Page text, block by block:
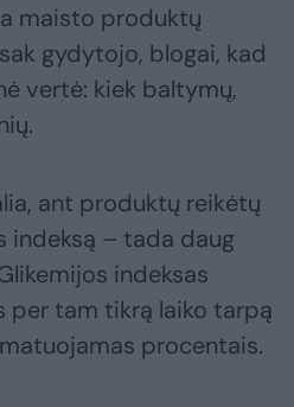
maisto produktų
gydytojo, blogai, kad
vertė: kiek baltymų,
ant produktų reikėtų
indeksą – tada daug
indeksas
per tam tikrą laiko tarpą
procentais.